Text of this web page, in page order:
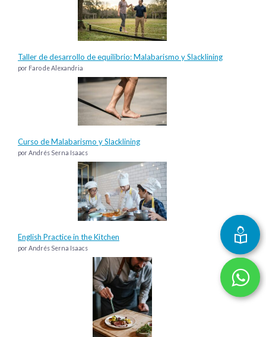
Taller de desarrollo de equilibrio: Malabarismo y Slacklining
por Faro de Alexandria
Curso de Malabarismo y Slacklining
por Andrés Serna Isaacs
English Practice in the Kitchen
por Andrés Serna Isaacs